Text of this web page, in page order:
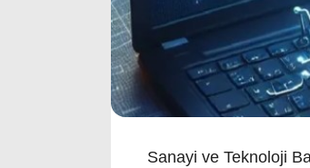
Sanayi ve Teknoloji